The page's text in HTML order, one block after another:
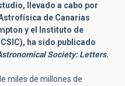
llevado a cabo por
de Canarias
y el Instituto de
ha sido publicado
Society: Letters.
miles de millones de